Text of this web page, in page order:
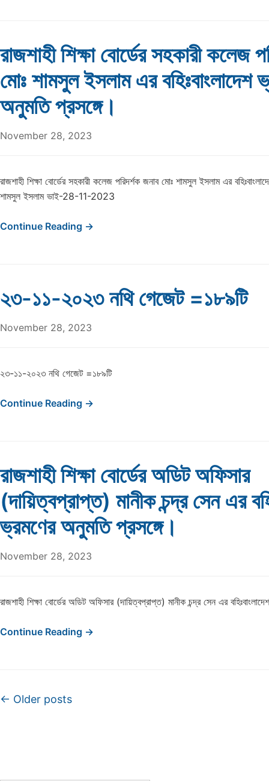
রাজশাহী শিক্ষা বোর্ডের সহকারী কলেজ
মোঃ শামসুল ইসলাম এর বহিঃবাংলাদেশ
অনুমতি প্রসঙ্গে।
November 28, 2023
রাজশাহী শিক্ষা বোর্ডের সহকারী কলেজ পরিদর্শক জনাব মোঃ শামসুল ইসলাম এর
শামসুল ইসলাম ভাই-28-11-2023
Continue Reading →
২৩-১১-২০২৩ নথি গেজেট =১৮৯টি
November 28, 2023
২৩-১১-২০২৩ নথি গেজেট =১৮৯টি
Continue Reading →
রাজশাহী শিক্ষা বোর্ডের অডিট অফিসার
(দায়িত্বপ্রাপ্ত) মানীক চন্দ্র সেন এর
ভ্রমণের অনুমতি প্রসঙ্গে।
November 28, 2023
রাজশাহী শিক্ষা বোর্ডের অডিট অফিসার (দায়িত্বপ্রাপ্ত) মানীক চন্দ্র সেন এর
Continue Reading →
Post navigation
← Older posts